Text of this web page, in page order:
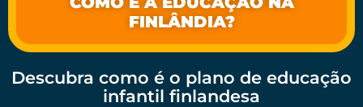
FINLÂNDIA?
Descubra como é o plano de educação
infantil finlandesa